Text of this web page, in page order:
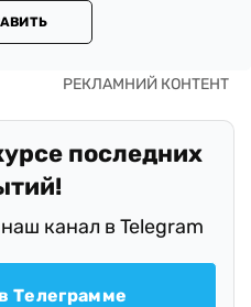
последних
канал в Telegram
Телеграмме